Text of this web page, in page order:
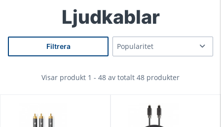
Ljudkablar
Filtrera
Visar produkt 1 - 48 av totalt 48 produkter